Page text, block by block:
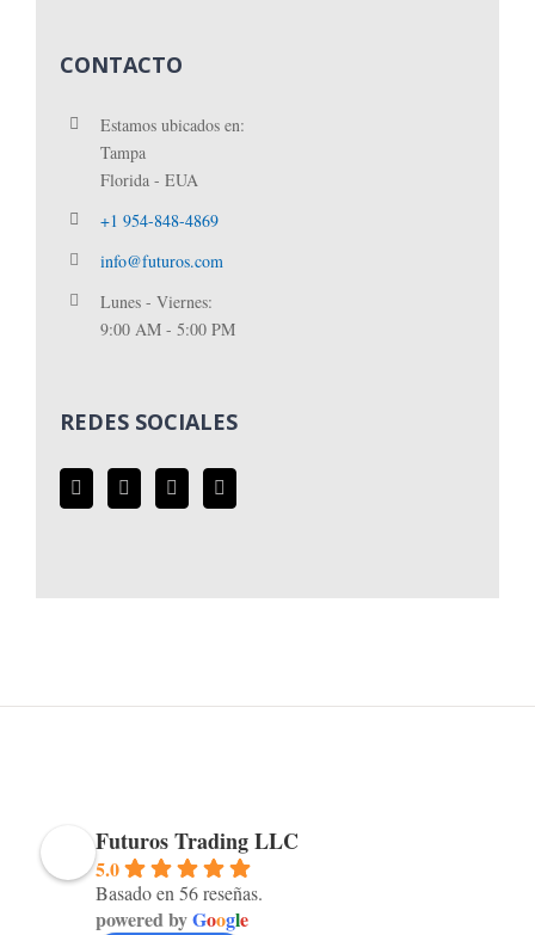
CONTACTO
Estamos ubicados en:
Tampa
Florida - EUA
+1 954-848-4869
info@futuros.com
Lunes - Viernes:
9:00 AM - 5:00 PM
REDES SOCIALES
Futuros Trading LLC
5.0
Basado en 56 reseñas.
powered byGoogle